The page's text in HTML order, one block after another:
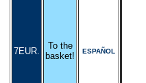
7EUR.
To the
basket!
ESPAÑOL